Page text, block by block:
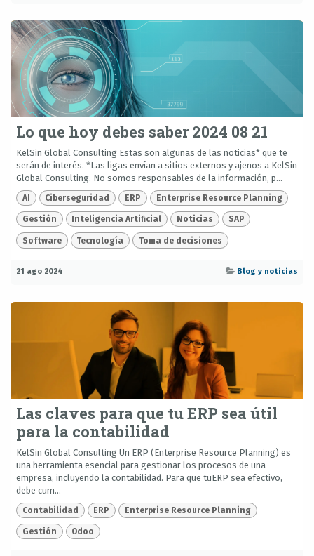
Lo que hoy debes saber 2024 08 21
KelSin Global Consulting Estas son algunas de las noticias* que te
serán de interés. *Las ligas envían a sitios externos y ajenos a KelSin
Global Consulting. No somos responsables de la información, p...
AI Ciberseguridad ERP Enterprise Resource Planning
Gestión Inteligencia Artificial Noticias SAP
Software Tecnología Toma de decisiones
21 ago 2024 Blog y noticias
Las claves para que tu ERP sea útil
para la contabilidad
KelSin Global Consulting Un ERP (Enterprise Resource Planning) es
una herramienta esencial para gestionar los procesos de una
empresa, incluyendo la contabilidad. Para que tuERP sea efectivo,
debe cum...
Contabilidad ERP Enterprise Resource Planning
Gestión Odoo